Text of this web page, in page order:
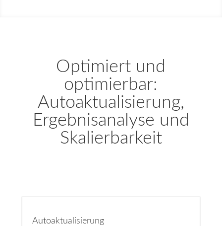
Optimiert und
optimierbar:
Autoaktualisierung,
Ergebnisanalyse und
Skalierbarkeit
Autoaktualisierung